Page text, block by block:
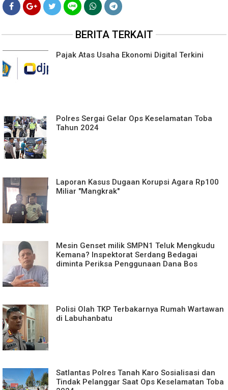
BERITA TERKAIT
Pajak Atas Usaha Ekonomi Digital Terkini
Polres Sergai Gelar Ops Keselamatan Toba
Tahun 2024
Laporan Kasus Dugaan Korupsi Agara Rp100
Miliar "Mangkrak"
Mesin Genset milik SMPN1 Teluk Mengkudu
Kemana? Inspektorat Serdang Bedagai
diminta Periksa Penggunaan Dana Bos
Polisi Olah TKP Terbakarnya Rumah Wartawan
di Labuhanbatu
Satlantas Polres Tanah Karo Sosialisasi dan
Tindak Pelanggar Saat Ops Keselamatan Toba